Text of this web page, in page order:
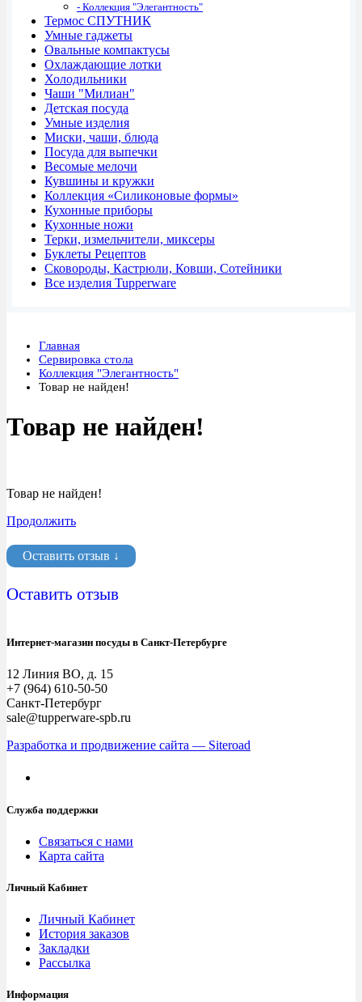
- Коллекция "Элегантность"
Термос СПУТНИК
Умные гаджеты
Овальные компактусы
Охлаждающие лотки
Холодильники
Чаши "Милиан"
Детская посуда
Умные изделия
Миски, чаши, блюда
Посуда для выпечки
Весомые мелочи
Кувшины и кружки
Коллекция «Силиконовые формы»
Кухонные приборы
Кухонные ножи
Терки, измельчители, миксеры
Буклеты Рецептов
Сковороды, Кастрюли, Ковши, Сотейники
Все изделия Tupperware
Главная
Сервировка стола
Коллекция "Элегантность"
Товар не найден!
Товар не найден!
Товар не найден!
Продолжить
Оставить отзыв ↓
Оставить отзыв
Интернет-магазин посуды в Санкт-Петербурге
12 Линия ВО, д. 15
+7 (964) 610-50-50
Санкт-Петербург
sale@tupperware-spb.ru
Разработка и продвижение сайта — Siteroad
Служба поддержки
Связаться с нами
Карта сайта
Личный Кабинет
Личный Кабинет
История заказов
Закладки
Рассылка
Информация